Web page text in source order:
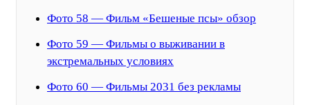
Фото 58 — Фильм «Бешеные псы» обзор
Фото 59 — Фильмы о выживании в
экстремальных условиях
Фото 60 — Фильмы 2031 без рекламы